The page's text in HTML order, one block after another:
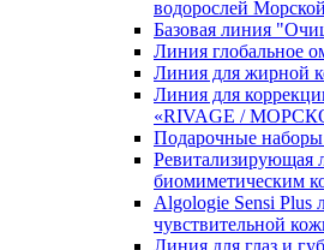
водорослей
Базовая линия
Линия глобальное
Линия для жирной
Линия для
«RIVAGE /
Подарочные
Ревитализирующая
биомиметическим
Algologie Sensi Plus
чувcтвительной
Линия для глаз и губ